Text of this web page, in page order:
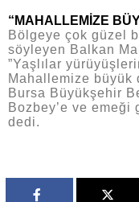
“MAHALLEMİZE
Bölgeye çok güzel
söyleyen Balkan
”Yaşlılar
Mahallemize büyük
Bursa Büyükşehir
Bozbey’e ve emeği
dedi.